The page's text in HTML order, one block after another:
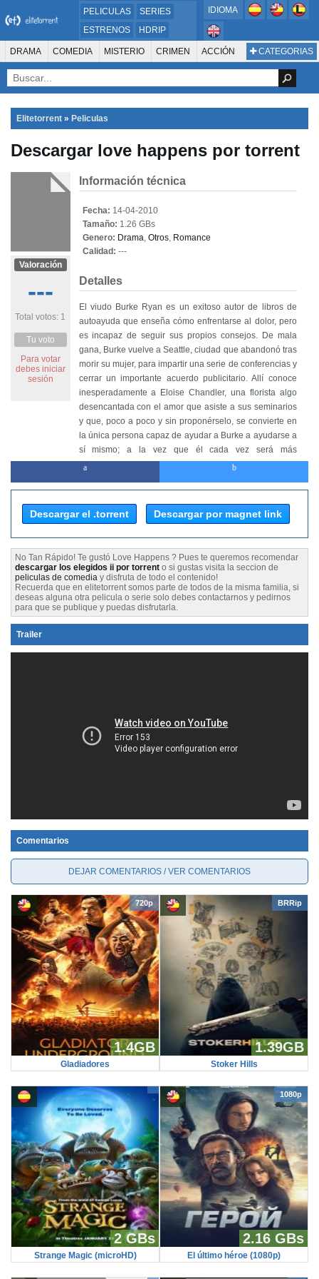
PELICULAS
SERIES
ESTRENOS
HDRIP
MICROHD
720P
DVDRIP
IDIOMA
CATEGORIAS
DRAMA COMEDIA MISTERIO CRIMEN ACCIÓN
SUSPENSO AVENTURA
ANIMACIÓN ROMANCE TERROR CIENCIA FICCIÓN FANTASÍA
FAMILIA DOCUS Y TV
PELÍCULA DE LA TELEVISIÓN FOREIGN KIDS REALITY ANIMACION
THRILLER BIOGRAFÍA
Elitetorrent » Peliculas
Descargar love happens por torrent
Valoración
---
Total votos: 1
Tu voto
Para votar
debes iniciar
sesión
Información técnica
Fecha: 14-04-2010
Tamaño: 1.26 GBs
Genero: Drama, Otros, Romance
Calidad: ---
Detalles
El viudo Burke Ryan es un exitoso autor de libros de
autoayuda que enseña cómo enfrentarse al dolor, pero
es incapaz de seguir sus propios consejos. De mala
gana, Burke vuelve a Seattle, ciudad que abandonó tras
morir su mujer, para impartir una serie de conferencias y
cerrar un importante acuerdo publicitario. Allí conoce
inesperadamente a Eloise Chandler, una florista algo
desencantada con el amor que asiste a sus seminarios
y que, poco a poco y sin proponérselo, se convierte en
la única persona capaz de ayudar a Burke a ayudarse a
sí mismo; a la vez que él cada vez será más
indispensable para Eloise.
Descargar el .torrent Descargar por magnet link
No Tan Rápido! Te gustó Love Happens ? Pues te queremos recomendar
descargar los elegidos ii por torrent o si gustas visita la seccion de
peliculas de comedia y disfruta de todo el contenido!
Recuerda que en elitetorrent somos parte de todos de la misma familia, si
deseas alguna otra pelicula o serie solo debes contactarnos y pedirnos
para que se publique y puedas disfrutarla.
Trailer
Comentarios
DEJAR COMENTARIOS / VER COMENTARIOS
720p
1.4GB
Gladiadores
BRRip
1.39GB
Stoker Hills
2 GBs
Strange Magic (microHD)
1080p
2.16 GBs
El último héroe (1080p)